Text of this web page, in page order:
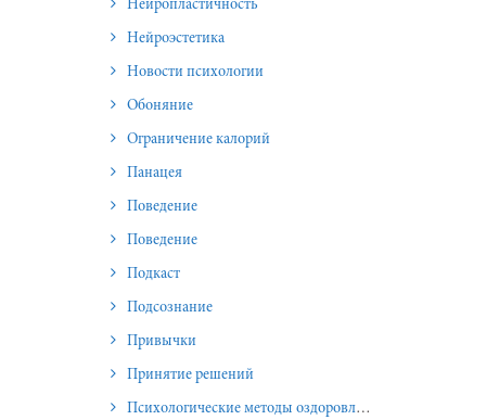
Нейропластичность
Нейроэстетика
Новости психологии
Обоняние
Ограничение калорий
Панацея
Поведение
Поведение
Подкаст
Подсознание
Привычки
Принятие решений
Психологические методы оздоровления и омоложения